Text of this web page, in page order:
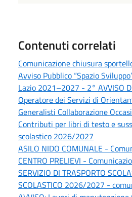
Contenuti correlati
Comunicazione chiusura
Avviso Pubblico “Spazio
Lazio 2021–2027 - 2° AVVISO
Operatore dei Servizi di
Generalisti Collaborazione
Contributi per libri di testo e
scolastico 2026/2027
ASILO NIDO COMUNALE -
CENTRO PRELIEVI -
SERVIZIO DI TRASPORTO
SCOLASTICO 2026/2027 -